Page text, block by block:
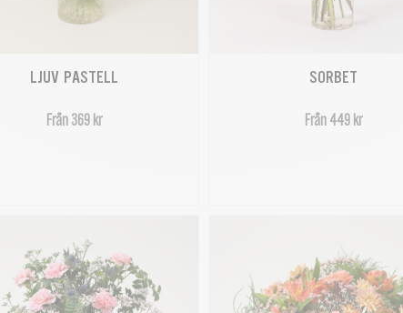
LJUV PASTELL
Från 369 kr
SORBET
Från 449 kr